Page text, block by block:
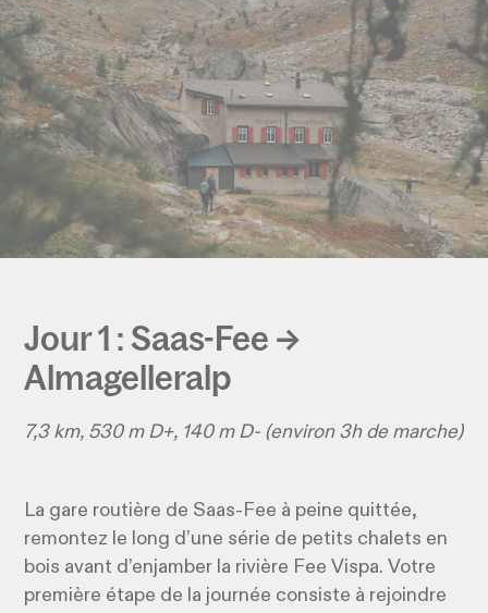
Jour 1 : Saas-Fee →
Almagelleralp
7,3 km, 530 m D+, 140 m D- (environ 3h de marche)
La gare routière de Saas-Fee à peine quittée,
remontez le long d’une série de petits chalets en
bois avant d’enjamber la rivière Fee Vispa. Votre
première étape de la journée consiste à rejoindre